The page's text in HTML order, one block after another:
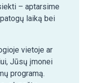
– aptarsime
laiką bei
vietoje ar
Jūsų įmonei
programą.